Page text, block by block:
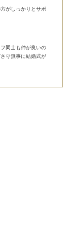
がしっかりとサポ
同士も仲が良いの
り無事に結婚式が